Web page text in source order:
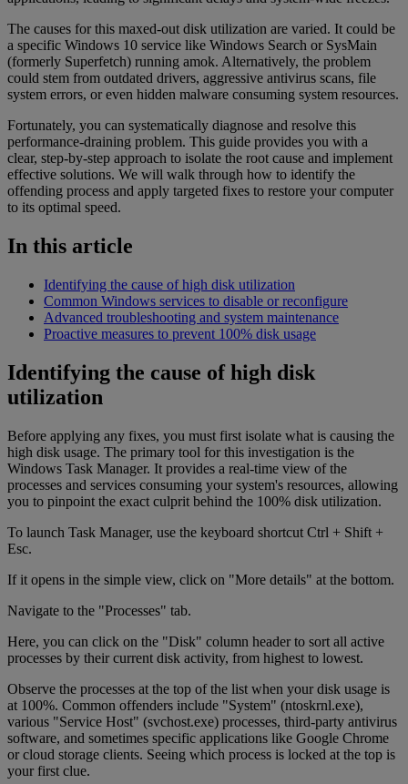
The causes for this maxed-out disk utilization are varied. It could be
a specific Windows 10 service like Windows Search or SysMain
(formerly Superfetch) running amok. Alternatively, the problem
could stem from outdated drivers, aggressive antivirus scans, file
system errors, or even hidden malware consuming system resources.
Fortunately, you can systematically diagnose and resolve this
performance-draining problem. This guide provides you with a
clear, step-by-step approach to isolate the root cause and implement
effective solutions. We will walk through how to identify the
offending process and apply targeted fixes to restore your computer
to its optimal speed.
In this article
Identifying the cause of high disk utilization
Common Windows services to disable or reconfigure
Advanced troubleshooting and system maintenance
Proactive measures to prevent 100% disk usage
Identifying the cause of high disk
utilization
Before applying any fixes, you must first isolate what is causing the
high disk usage. The primary tool for this investigation is the
Windows Task Manager. It provides a real-time view of the
processes and services consuming your system's resources, allowing
you to pinpoint the exact culprit behind the 100% disk utilization.
To launch Task Manager, use the keyboard shortcut Ctrl + Shift +
Esc.
If it opens in the simple view, click on "More details" at the bottom.
Navigate to the "Processes" tab.
Here, you can click on the "Disk" column header to sort all active
processes by their current disk activity, from highest to lowest.
Observe the processes at the top of the list when your disk usage is
at 100%. Common offenders include "System" (ntoskrnl.exe),
various "Service Host" (svchost.exe) processes, third-party antivirus
software, and sometimes specific applications like Google Chrome
or cloud storage clients. Seeing which process is locked at the top is
your first clue.